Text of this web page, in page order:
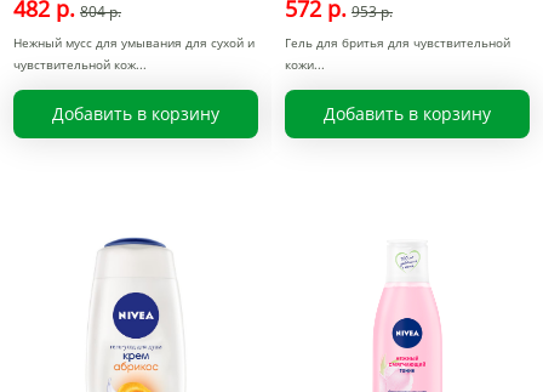
482 р. 804 р.
Нежный мусс для умывания для сухой и
чувствительной кож
Добавить в корзину
572 р. 953 р.
Гель для бритья для чувствительной
кожи
Добавить в корзину